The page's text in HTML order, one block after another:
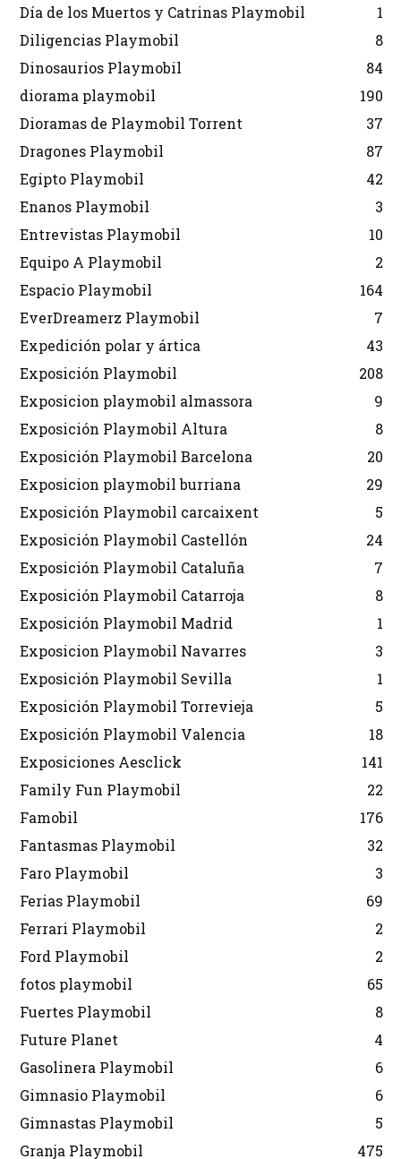
Día de los Muertos y Catrinas Playmobil
1
Diligencias Playmobil
8
Dinosaurios Playmobil
84
diorama playmobil
190
Dioramas de Playmobil Torrent
37
Dragones Playmobil
87
Egipto Playmobil
42
Enanos Playmobil
3
Entrevistas Playmobil
10
Equipo A Playmobil
2
Espacio Playmobil
164
EverDreamerz Playmobil
7
Expedición polar y ártica
43
Exposición Playmobil
208
Exposicion playmobil almassora
9
Exposición Playmobil Altura
8
Exposición Playmobil Barcelona
20
Exposicion playmobil burriana
29
Exposición Playmobil carcaixent
5
Exposición Playmobil Castellón
24
Exposición Playmobil Cataluña
7
Exposición Playmobil Catarroja
8
Exposición Playmobil Madrid
1
Exposicion Playmobil Navarres
3
Exposición Playmobil Sevilla
1
Exposición Playmobil Torrevieja
5
Exposición Playmobil Valencia
18
Exposiciones Aesclick
141
Family Fun Playmobil
22
Famobil
176
Fantasmas Playmobil
32
Faro Playmobil
3
Ferias Playmobil
69
Ferrari Playmobil
2
Ford Playmobil
2
fotos playmobil
65
Fuertes Playmobil
8
Future Planet
4
Gasolinera Playmobil
6
Gimnasio Playmobil
6
Gimnastas Playmobil
5
Granja Playmobil
475